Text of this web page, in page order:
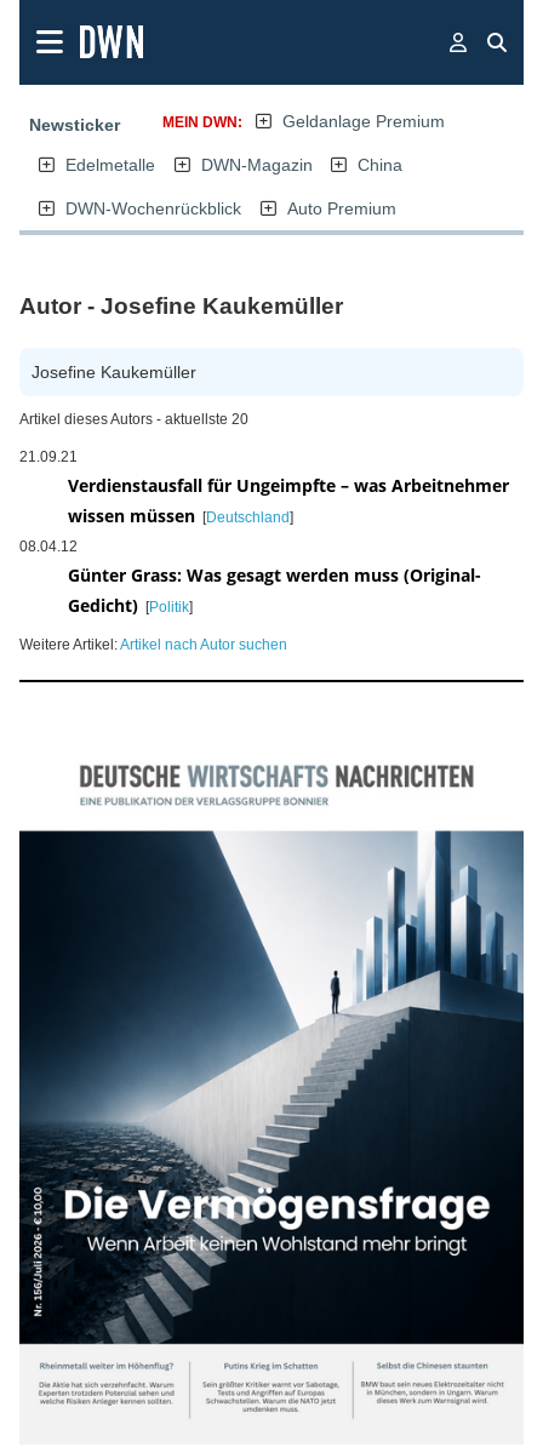
Newsticker MEIN DWN: Geldanlage Premium
Edelmetalle DWN-Magazin China
DWN-Wochenrückblick Auto Premium
Autor - Josefine Kaukemüller
Josefine Kaukemüller
Artikel dieses Autors - aktuellste 20
21.09.21
Verdienstausfall für Ungeimpfte – was Arbeitnehmer
wissen müssen [Deutschland]
08.04.12
Günter Grass: Was gesagt werden muss (Original-
Gedicht) [Politik]
Weitere Artikel:Artikel nach Autor suchen